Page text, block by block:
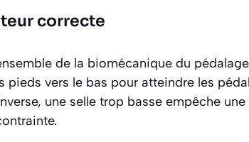
correcte
de la biomécanique du
pieds vers le bas pour atteindre les
une selle trop basse empêche